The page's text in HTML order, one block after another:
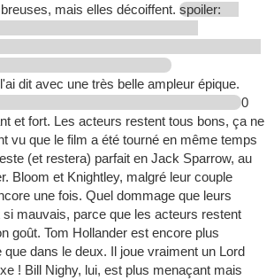
mais elles décoiffent. spoiler:
dit avec une très belle ampleur épique.
0
et fort. Les acteurs restent tous bons, ça ne
vu que le film a été tourné en même temps
(et restera) parfait en Jack Sparrow, au
Bloom et Knightley, malgré leur couple
une fois. Quel dommage que leurs
mauvais, parce que les acteurs restent
goût. Tom Hollander est encore plus
dans le deux. Il joue vraiment un Lord
! Bill Nighy, lui, est plus menaçant mais